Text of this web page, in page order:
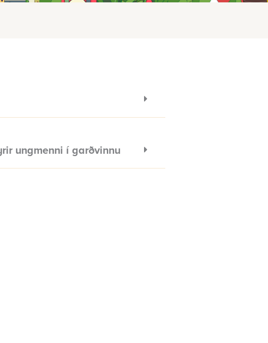
ungmenni í garðvinnu